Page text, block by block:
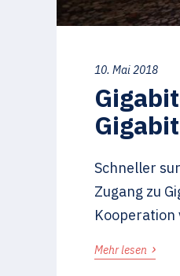
10. Mai 2018
Schneller
Zugang zu
Kooperation
Mehr lesen ›